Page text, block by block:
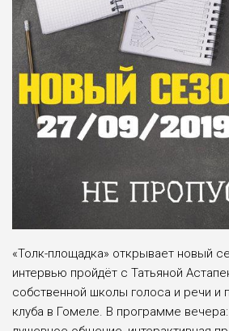
«Толк-площадка» открывает новый
интервью пройдёт с Татьяной
собственной школы голоса и речи и
клуба в Гомеле. В программе